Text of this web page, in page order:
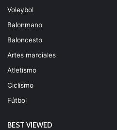
Voleybol
Balonmano
Baloncesto
Artes marciales
Atletismo
Ciclismo
Fútbol
BEST VIEWED